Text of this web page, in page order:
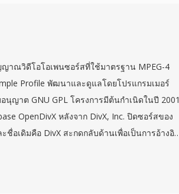
บท ไฟล์แนบ (เช่น ฟอนต์ที่จำเป็นสำหรับคำ
นึ่ง ข้อกำหนดแบบเปิดทำให้นักพัฒนาใดก็ได้
นและเขียน MKV ได้โดยไม่มีค่าธรรมเนียมการ
การนำไปใช้อย่างกว้างขวางในเครื่องเล่นสื่อ
ะซอฟต์แวร์เข้ารหัส ความสามารถในการรวมตัว
ได้ในไฟล์เดียวที่จัดระเบียบดี ทำให้ MKV เป็น
วามนิยมสูงสุดสำหรับการเผยแพร่วิดีโอคุณภาพสูง
าณวิดีโอโอเพนซอร์สที่ใช้มาตรฐาน MPEG-4
Profile พัฒนาและดูแลโดยโปรแกรมเมอร์
นุญาต GNU GPL โครงการมีต้นกำเนิดในปี 2001
OpenDivX หลังจาก DivX, Inc. ปิดซอร์สของ
อเดิมคือ DivX สะกดกลับด้านเพื่อเป็นการอ้างอิง
ได้รับการนำไปใช้อย่างกว้างขวางในช่วงต้นถึง